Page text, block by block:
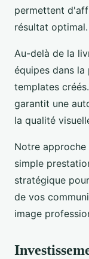
permettent
résultat optimal.
Au-delà de la
équipes dans la
templates
garantit une
la qualité
Notre
simple
stratégique
de vos
image